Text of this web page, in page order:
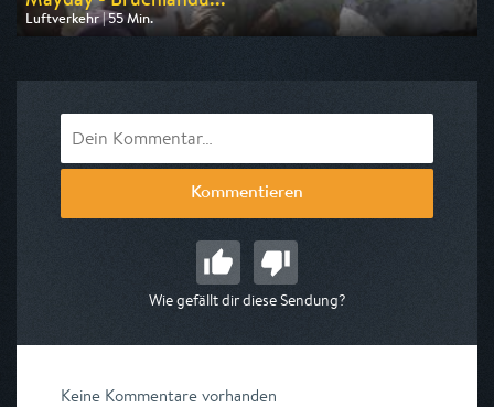
Luftverkehr | 55 Min.
Ausgestrahlt von N24 Doku
Kommentieren
Wie gefällt dir diese Sendung?
Keine Kommentare vorhanden